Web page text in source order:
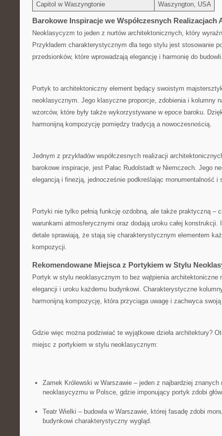
Capitol w ‌Waszyngtonie
Waszyngton, USA
Barokowe Inspiracje we Współczesnych​
Neoklasycyzm ⁢to jeden z nurtów ⁤architektonicznych, który
Przykładem charakterystycznym dla tego stylu jest stosowanie‌
przedsionków, które wprowadzają elegancję i harmonię do
Portyk to architektoniczny element będący swoistym
neoklasycznym. Jego klasyczne proporcje, zdobienia i kolumny
wzorców, które były także wykorzystywane w epoce baroku.
harmonijną​ kompozycję pomiędzy tradycją a nowoczesnością.
Jednym z przykładów współczesnych realizacji
barokowe ‍inspiracje, jest Pałac Rudolstadt w ‍Niemczech. Jego‌
elegancją i finezją, jednocześnie podkreślając⁢ monumentalność i
Portyki nie tylko pełnią funkcję ozdobną,⁣ ale także praktyczną –⁢
warunkami atmosferycznymi oraz dodają uroku całej konstrukcji.
detale ⁢sprawiają, że stają się charakterystycznym elementem
kompozycji.
Rekomendowane Miejsca z Portykiem w Stylu
Portyk w stylu neoklasycznym to bez wątpienia architektoniczne
‍elegancji i ​uroku każdemu budynkowi. Charakterystyczne
harmonijną‌ kompozycję, która przyciąga uwagę i zachwyca
Gdzie więc można podziwiać te wyjątkowe⁢ dzieła architektury?
miejsc z portykiem w stylu neoklasycznym:
Zamek ⁢Królewski ⁢w Warszawie – jeden z najbardziej znanych
neoklasycyzmu w Polsce, gdzie imponujący portyk zdobi
Teatr Wielki – budowla w Warszawie, której fasadę zdobi
budynkowi charakterystyczny wygląd.